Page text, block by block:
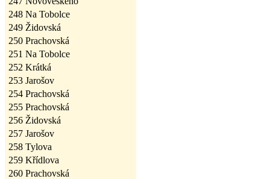
248 Na Tobolce
249 Židovská
250 Prachovská
251 Na Tobolce
252 Krátká
253 Jarošov
254 Prachovská
255 Prachovská
256 Židovská
257 Jarošov
258 Tylova
259 Křídlova
260 Prachovská